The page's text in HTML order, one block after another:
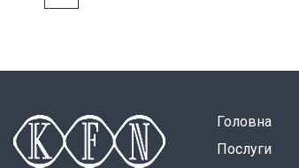
Головна
Послуги